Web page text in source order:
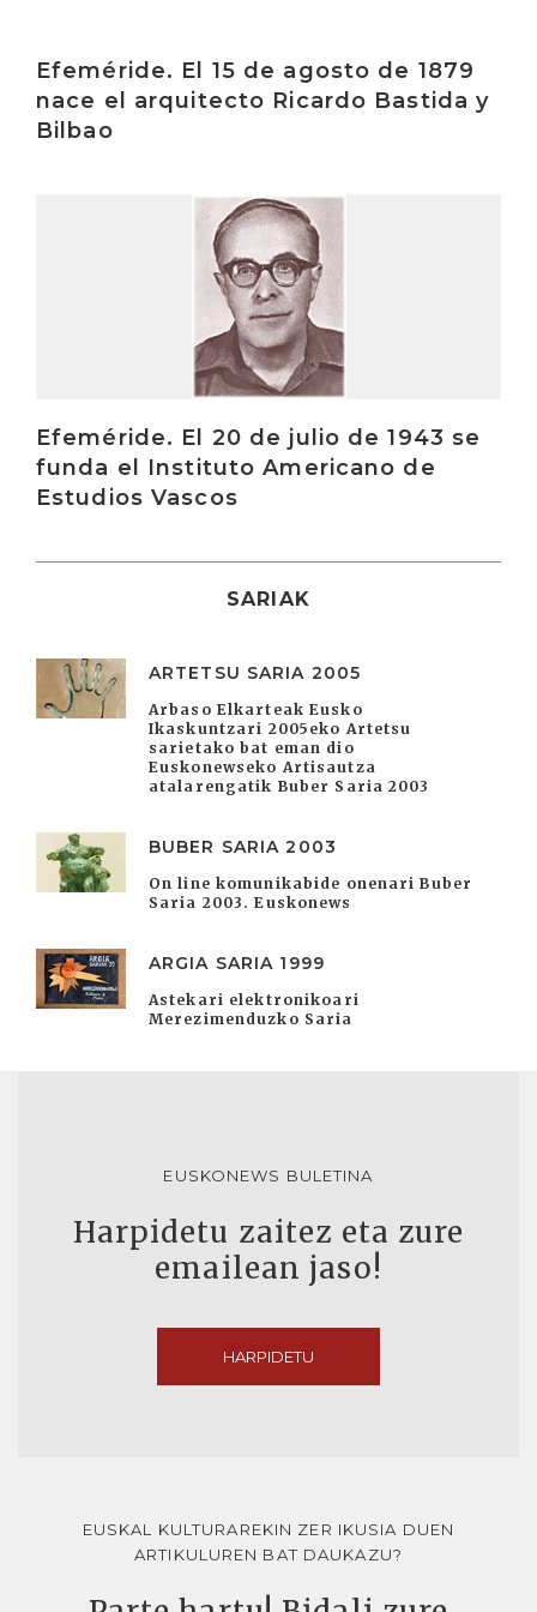
Efeméride. El 15 de agosto de 1879
nace el arquitecto Ricardo Bastida y
Bilbao
Efeméride. El 20 de julio de 1943 se
funda el Instituto Americano de
Estudios Vascos
SARIAK
ARTETSU SARIA 2005
Arbaso Elkarteak Eusko
Ikaskuntzari 2005eko Artetsu
sarietako bat eman dio
Euskonewseko Artisautza
atalarengatik Buber Saria 2003
BUBER SARIA 2003
On line komunikabide onenari Buber
Saria 2003. Euskonews
ARGIA SARIA 1999
Astekari elektronikoari
Merezimenduzko Saria
EUSKONEWS BULETINA
Harpidetu zaitez eta zure
emailean jaso!
HARPIDETU
EUSKAL KULTURAREKIN ZER IKUSIA DUEN
ARTIKULUREN BAT DAUKAZU?